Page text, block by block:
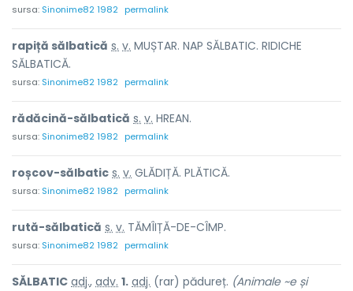
sursa: Sinonime82 1982 permalink
rapiță sălbatică s. v. MUȘTAR. NAP SĂLBATIC. RIDICHE
SĂLBATICĂ.
sursa: Sinonime82 1982 permalink
rădăcină-sălbatică s. v. HREAN.
sursa: Sinonime82 1982 permalink
roșcov-sălbatic s. v. GLĂDIȚĂ. PLĂTICĂ.
sursa: Sinonime82 1982 permalink
rută-sălbatică s. v. TĂMÎIȚĂ-DE-CÎMP.
sursa: Sinonime82 1982 permalink
SĂLBATIC adj., adv. 1. adj. (rar) pădureț. (Animale ~e și